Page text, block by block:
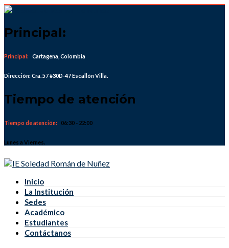
Skip
content
Principal:
Principal: Cartagena, Colombia
Dirección: Cra. 57 #30D-47 Escallón Villa.
Tiempo de atención
Tiempo de atención: 06:30 - 22:00
Lunes a Viernes.
Inicio
La Institución
Sedes
Académico
Estudiantes
Contáctanos